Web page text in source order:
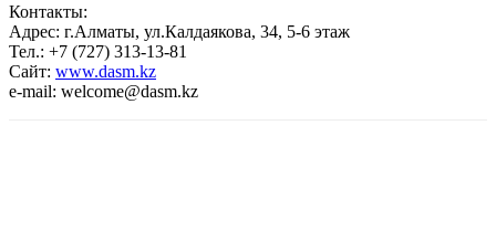
Контакты:
Адрес: г.Алматы, ул.Калдаякова, 34, 5-6 этаж
Тел.: +7 (727) 313-13-81
Сайт: www.dasm.kz
e-mail: welcome@dasm.kz